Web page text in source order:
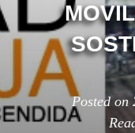
Posted on